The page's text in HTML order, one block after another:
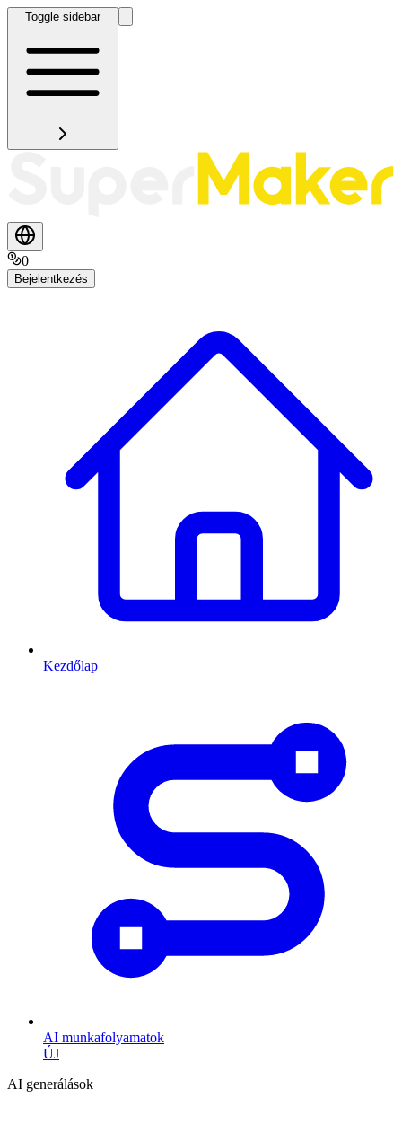
Toggle sidebar
0
Bejelentkezés
Kezdőlap
AI munkafolyamatok
ÚJ
AI generálások